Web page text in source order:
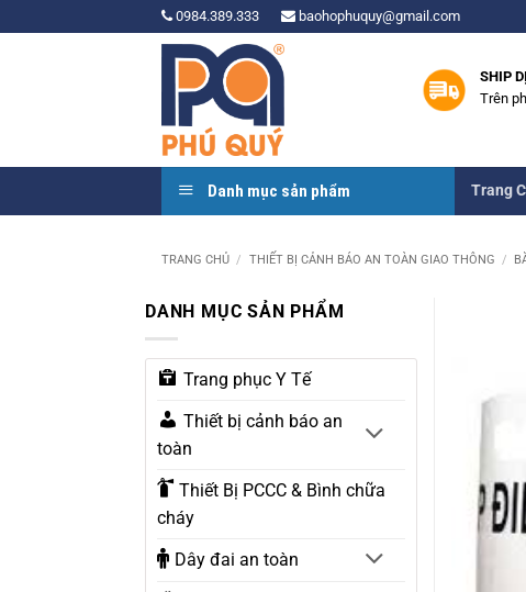
qua
0984.389.333 baohophuquy@gmail.com
SHIP
Trên
Danh mục sản phẩm Trang
TRANG CHỦ / THIẾT BỊ CẢNH BÁO AN TOÀN GIAO THÔNG /
DANH MỤC SẢN PHẨM
Trang phục Y Tế
Thiết bị cảnh báo an
toàn
Thiết Bị PCCC & Bình chữa
cháy
Dây đai an toàn